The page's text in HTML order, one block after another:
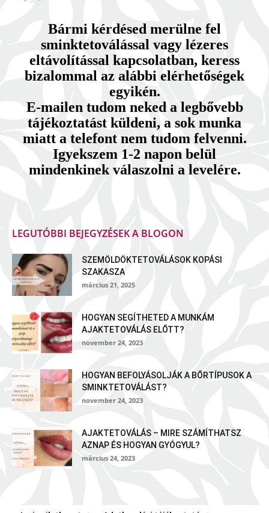
Bármi kérdésed merülne fel
sminktetoválással vagy lézeres
eltávolítással kapcsolatban, keress
bizalommal az alábbi elérhetőségek
egyikén.
E-mailen tudom neked a legbővebb
tájékoztatást küldeni, a sok munka
miatt a telefont nem tudom felvenni.
Igyekszem 1-2 napon belül
mindenkinek válaszolni a levelére.
LEGUTÓBBI BEJEGYZÉSEK A BLOGON
SZEMÖLDÖKTETOVÁLÁSOK KOPÁSI
SZAKASZA
március 21, 2025
HOGYAN SEGÍTHETED A MUNKÁM
AJAKTETOVÁLÁS ELŐTT?
november 24, 2023
HOGYAN BEFOLYÁSOLJÁK A BŐRTÍPUSOK A
SMINKTETOVÁLÁST?
november 24, 2023
AJAKTETOVÁLÁS – MIRE SZÁMÍTHATSZ
AZNAP ÉS HOGYAN GYÓGYUL?
március 24, 2023